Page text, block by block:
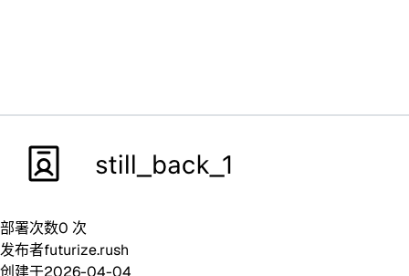
部署次数0 次
发布者futurize.rush
创建于2026-04-04